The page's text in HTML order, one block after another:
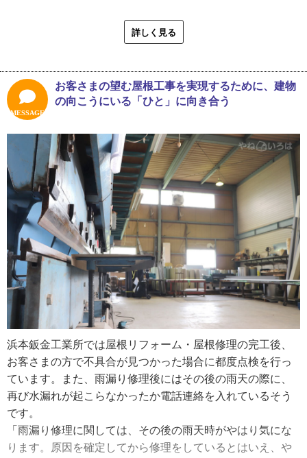
父の会社との繋がりを大切にしながら、勤め人生活を送っ
会社の社員から「オマエはいつまで鉄工所にいるんだ？」
と言われたそうです。
「社員さんたちと仲が良かったので、お前も早く帰って来
いよって意味合いで言われたんです。そこで初めて会社を
継ぐってことを意識し始めたなあ。その忘年会の翌年に決
心して、２００６年に会社を辞めて浜本鈑金工業所に入社
しました」
そうは言っても、入社した頃にはまだまだ甘い考えが胸の
奥に潜んでいました。
「決心して実家に戻ったとはいえ軽い気持ちでした。け
ど、仕事をしていくうちに、お客さまとの関係や、これま
で祖父や父がどうやって仕事を作ってきたか、どれだけの
売上を上げて社員を食べさせているのか……そんな諸々が
見えてきて、これは大変なことだと自覚したんです。会社
を継ぐということの責任の重大さを肌で感じて、生半可な
気持ちではここにいられないと感じました。本当の意味で
覚悟が固まったのは、入社した時ではなく、浜本鈑金工業
所でしっかりと働き始めてからですね」
浜本さんは、これから新しいことにどんどん挑戦していき
たいと力強く話します。
「現状維持では会社は衰退してしまうと思うんです。環境
のが本当にありがたい。おそらく、祖父の人柄が良かった
んでしょうね。町の皆さんに受け入れてもらって仕事を始
す」
実際の現場で気を付けているのは、材料の扱い方。屋根材
本さんは考えています。
「何事もお客さまの立場で考えるようにと職人たちには言
っています。ちょっとした擦り傷でも、そうなるとお客さ
まにとっては『新品』ではなくなってしまいます。そうな
らないために、運び方や施工の際の触り方は徹底的に指導
しています」
また、屋根の雨漏り修理では、総合的な判断を大切にして
いるとのこと。原因が屋根なのか外壁なのか？ 水漏れ原
因が確定するまでその場しのぎの修理はしないようにして
います。
「ここかな？という想像だけで修理工事は始めません。僕
たちプロが『この辺りをこんな方法で直します』と言え
ば、お客さまは当然信用してくださるわけです。でも万が
一それが見当違いな修理だとしたら……それはとても無駄
なことだし、何より僕たちの信用も崩れます。何事にも１
００％万全な修理はありませんが、お客さまをがっかりさ
せないために最善の策を用意してから修理に入るようにし
詳しく見る
MESSAGE
お客さまの望む屋根工事を実現するために、建物
の向こうにいる「ひと」に向き合う
浜本鈑金工業所では屋根リフォーム・屋根修理の完工後、
お客さまの方で不具合が見つかった場合に都度点検を行っ
ています。また、雨漏り修理後にはその後の雨天の際に、
再び水漏れが起こらなかったか電話連絡を入れているそう
です。
「雨漏り修理に関しては、その後の雨天時がやはり気にな
ります。原因を確定してから修理をしているとはいえ、や